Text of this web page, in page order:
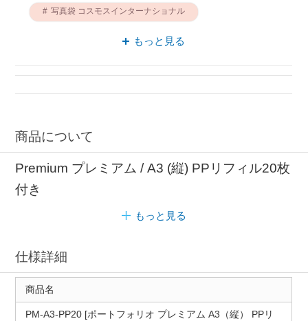
写真袋 コスモスインターナショナル
コスモス カメラ
もっと見る
商品について
Premium プレミアム / A3 (縦) PPリフィル20枚
付き
もっと見る
仕様詳細
商品名
PM-A3-PP20 [ポートフォリオ プレミアム A3（縦） PPリ